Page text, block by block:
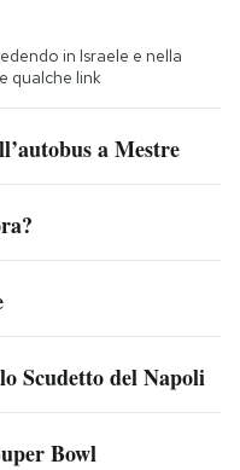
in Israele e nella
qualche link
a Mestre
Scudetto del Napoli
Bowl